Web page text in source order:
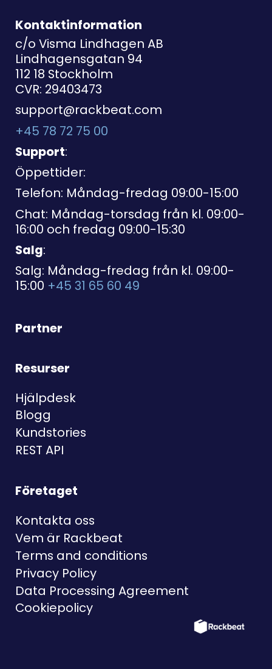
Kontaktinformation
c/o Visma Lindhagen AB
Lindhagensgatan 94
112 18 Stockholm
CVR: 29403473
support@rackbeat.com
+45 78 72 75 00
Support:
Öppettider:
Telefon: Måndag-fredag 09:00-15:00
Chat: Måndag-torsdag från kl. 09:00-
16:00 och fredag 09:00-15:30
Salg:
Salg: Måndag-fredag från kl. 09:00-
15:00 +45 31 65 60 49
Partner
Resurser
Hjälpdesk
Blogg
Kundstories
REST API
Företaget
Kontakta oss
Vem är Rackbeat
Terms and conditions
Privacy Policy
Data Processing Agreement
Cookiepolicy